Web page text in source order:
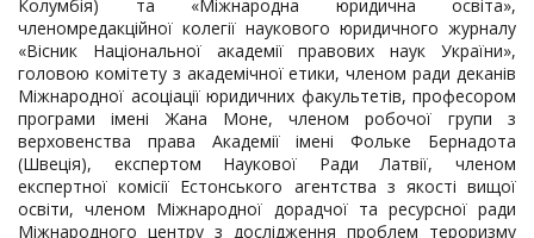
Колумбія) та «Міжнародна юридична освіта»,
членомредакційної колегії наукового юридичного журналу
«Вісник Національної академії правових наук України»,
головою комітету з академічної етики, членом ради деканів
Міжнародної асоціації юридичних факультетів, професором
програми імені Жана Моне, членом робочої групи з
верховенства права Академії імені Фольке Бернадота
(Швеція), експертом Наукової Ради Латвії, членом
експертної комісії Естонського агентства з якості вищої
освіти, членом Міжнародної дорадчої та ресурсної ради
Міжнародного центру з дослідження проблем тероризму